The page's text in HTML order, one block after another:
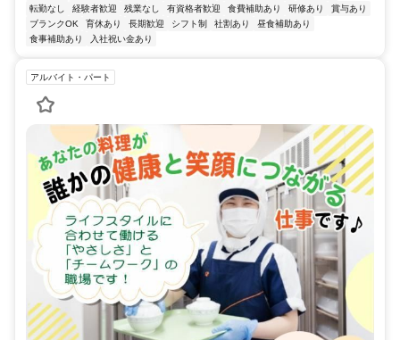
転勤なし
経験者歓迎 残業なし 有資格者歓迎 食費補助あり 研修あり
賞与あり
ブランクOK
育休あり 長期歓迎 シフト制 社割あり
昼食補助あり
食事補助あり
入社祝い金あり
アルバイト・パート